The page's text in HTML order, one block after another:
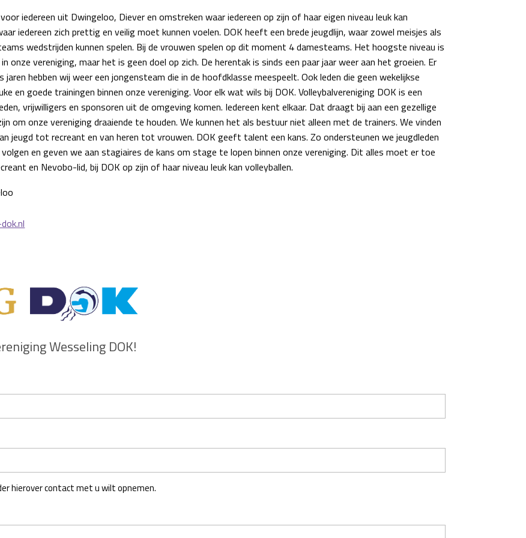
iedereen uit Dwingeloo, Diever en omstreken waar iedereen op zijn of haar eigen niveau leuk kan
iedereen zich prettig en veilig moet kunnen voelen. DOK heeft een brede jeugdlijn, waar zowel meisjes als
wedstrijden kunnen spelen. Bij de vrouwen spelen op dit moment 4 damesteams. Het hoogste niveau is
onze vereniging, maar het is geen doel op zich. De herentak is sinds een paar jaar weer aan het groeien. Er
hebben wij weer een jongensteam die in de hoofdklasse meespeelt. Ook leden die geen wekelijkse
en goede trainingen binnen onze vereniging. Voor elk wat wils bij DOK. Volleybalvereniging DOK is een
vrijwilligers en sponsoren uit de omgeving komen. Iedereen kent elkaar. Dat draagt bij aan een gezellige
om onze vereniging draaiende te houden. We kunnen het als bestuur niet alleen met de trainers. We vinden
jeugd tot recreant en van heren tot vrouwen. DOK geeft talent een kans. Zo ondersteunen we jeugdleden
en geven we aan stagiaires de kans om stage te lopen binnen onze vereniging. Dit alles moet er toe
en Nevobo-lid, bij DOK op zijn of haar niveau leuk kan volleyballen.
Wesseling DOK!
hierover contact met u wilt opnemen.